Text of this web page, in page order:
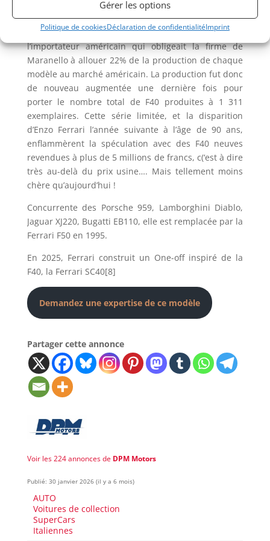
Gérer les options
Politique de cookiesDéclaration de confidentialitéImprint
elle obtenait la certification aux États-Unis, refusée
jusque-là en raison de ses caractéristiques
extrêmes. Ferrari dut respecter le contrat avec
l’importateur américain qui obligeait la firme de
Maranello à allouer 22% de la production de chaque
modèle au marché américain. La production fut donc
de nouveau augmentée une dernière fois pour
porter le nombre total de F40 produites à 1 311
exemplaires. Cette série limitée, et la disparition
d’Enzo Ferrari l’année suivante à l’âge de 90 ans,
enflammèrent la spéculation avec des F40 neuves
revendues à plus de 5 millions de francs, c(‘est à dire
très au-delà du prix usine…. Mais tellement moins
chère qu’aujourd’hui !
Concurrente des Porsche 959, Lamborghini Diablo,
Jaguar XJ220, Bugatti EB110, elle est remplacée par la
Ferrari F50 en 1995.
En 2025, Ferrari construit un One-off inspiré de la
F40, la Ferrari SC40[8]
Demandez une expertise de ce modèle
Partager cette annonce
Voir les 224 annonces de DPM Motors
Publié: 30 janvier 2026 (il y a 6 mois)
AUTO
Voitures de collection
SuperCars
Italiennes